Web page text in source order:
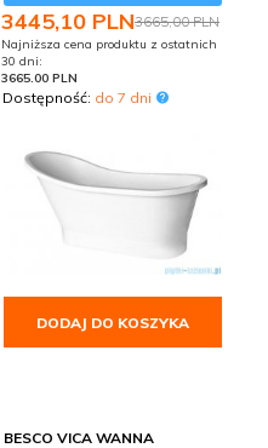
3445,10 PLN3665,00 PLN
Najniższa cena produktu z ostatnich
30 dni:
3665.00 PLN
Dostępność: do 7 dni
DODAJ DO KOSZYKA
BESCO VICA WANNA